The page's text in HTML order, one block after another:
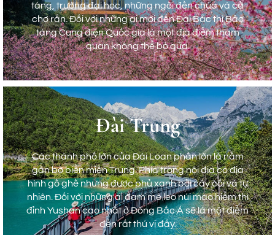
tàng, trường đại học, những ngôi đền chùa và cả
chợ rắn. Đối với những ai mới đến Đài Bắc thì Bảo
tàng Cung điện Quốc gia là một địa điểm tham
quan không thể bỏ qua.
Đài Bắc
Đây là một thủ đô rất sôi động và với rất nhiều điểm
tham quan hấp dẫn như công viên, sở thú viện bảo
tàng, trường đại học, những ngôi đền chùa và cả
chợ rắn. Đối với những ai mới đến Đài Bắc thì Bảo
tàng Cung điện Quốc gia là một địa điểm tham
quan không thể bỏ qua.
Đài Trung
Các thành phố lớn của Đài Loan phần lớn là nằm
gần bờ biển miền Trung. Phía trong nội địa có địa
hình gồ ghề nhưng được phủ xanh bởi cây cối và tự
nhiên. Đối với những ai đam mê leo núi mạo hiểm thì
đỉnh Yushan cao nhất ở Đông Bắc Á sẽ là một điểm
đến rất thú vị đấy.